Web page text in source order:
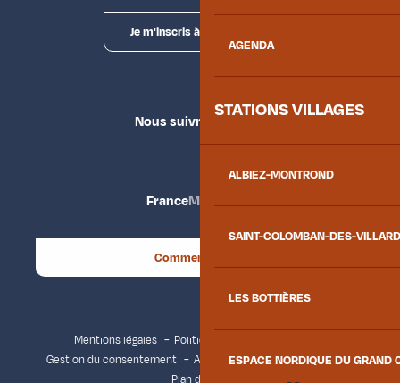
AGENDA
STATIONS VILLAGES
ALBIEZ-MONTROND
SAINT-COLOMBAN-DES-
LES BOTTIÈRES
ESPACE NORDIQUE DU GRAND
Je m'inscris à la newsletter
Nous suivre
FranceMaurienne
Comment venir ?
Mentions légales
Politique de confidentialité
Gestion du consentement
Accessibilité : non conforme
Plan du site